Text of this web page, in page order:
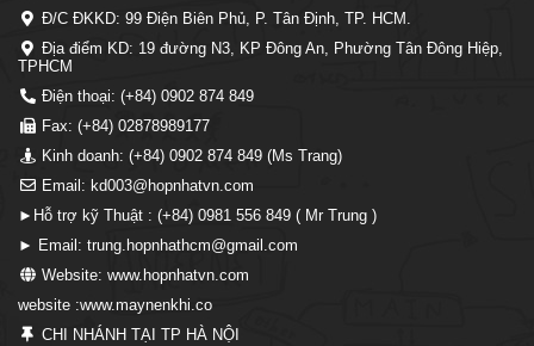
Đ/C ĐKKD: 99 Điện Biên Phủ, P. Tân Định, TP. HCM.
Địa điểm KD: 19 đường N3, KP Đông An, Phường Tân Đông Hiệp,
TPHCM
Điện thoại: (+84) 0902 874 849
Fax: (+84) 02878989177
Kinh doanh: (+84) 0902 874 849 (Ms Trang)
Email: kd003@hopnhatvn.com
►Hỗ trợ kỹ Thuật : (+84) 0981 556 849 ( Mr Trung )
► Email: trung.hopnhathcm@gmail.com
Website: www.hopnhatvn.com
website :www.maynenkhi.co
CHI NHÁNH TẠI TP HÀ NỘI